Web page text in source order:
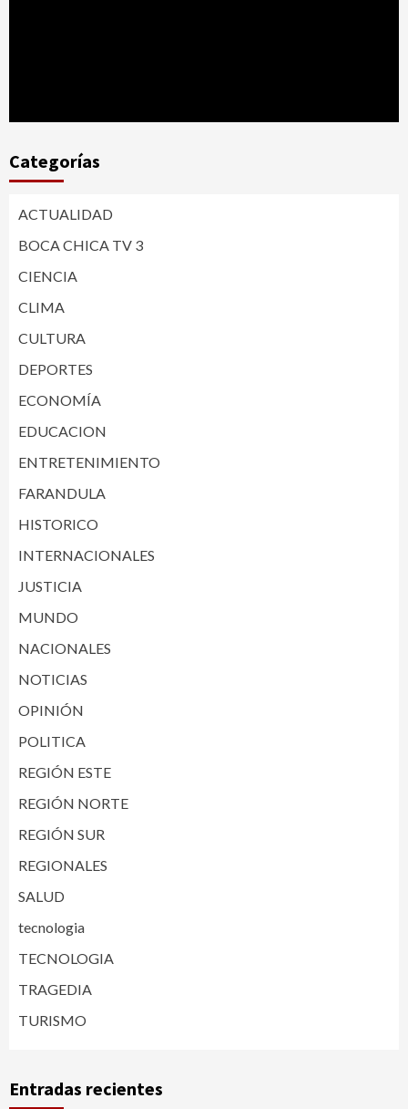
Categorías
ACTUALIDAD
BOCA CHICA TV 3
CIENCIA
CLIMA
CULTURA
DEPORTES
ECONOMÍA
EDUCACION
ENTRETENIMIENTO
FARANDULA
HISTORICO
INTERNACIONALES
JUSTICIA
MUNDO
NACIONALES
NOTICIAS
OPINIÓN
POLITICA
REGIÓN ESTE
REGIÓN NORTE
REGIÓN SUR
REGIONALES
SALUD
tecnologia
TECNOLOGIA
TRAGEDIA
TURISMO
Entradas recientes